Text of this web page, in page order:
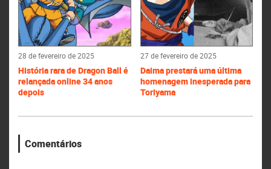
28 de fevereiro de 2025
História rara de Dragon Ball é
relançada online 34 anos
depois
27 de fevereiro de 2025
Daima prestará uma última
homenagem inesperada para
Toriyama
Comentários